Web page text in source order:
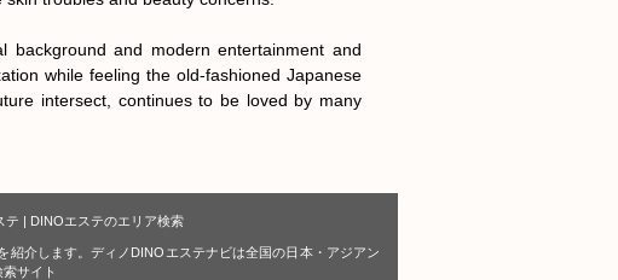
and modern entertainment and
while feeling the old-fashioned Japanese
intersect, continues to be loved by many
テ | DINOエステのエリア検索
介します。ディノDINOエステナビは全国の日本・アジアン
サイト